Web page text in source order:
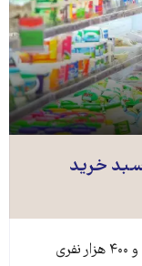
سبد خرید
خبرگزاری «دنیای اقتصاد» با احتساب «۲۵ میلیون و ۴۰۰ هزار نفری